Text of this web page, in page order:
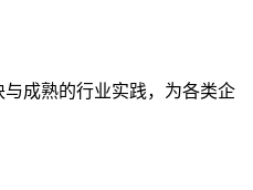
成熟的行业实践，为各类企